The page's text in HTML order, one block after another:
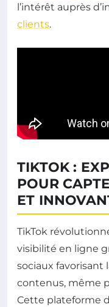
l’intérêt auprès
clients.
TIKTOK :
POUR
ET
TikTok
visibilité en ligne
sociaux favorisant
contenus, même
Cette plateforme